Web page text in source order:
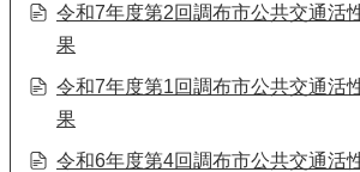
令和7年度第2回調布市公共交通活
果
令和7年度第1回調布市公共交通活
果
令和6年度第4回調布市公共交通活